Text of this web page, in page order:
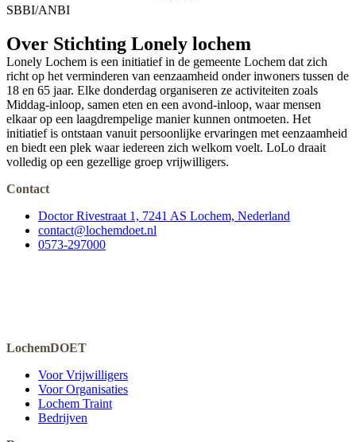
SBBI/ANBI
Over Stichting Lonely lochem
Lonely Lochem is een initiatief in de gemeente Lochem dat zich
richt op het verminderen van eenzaamheid onder inwoners tussen de
18 en 65 jaar. Elke donderdag organiseren ze activiteiten zoals
Middag-inloop, samen eten en een avond-inloop, waar mensen
elkaar op een laagdrempelige manier kunnen ontmoeten. Het
initiatief is ontstaan vanuit persoonlijke ervaringen met eenzaamheid
en biedt een plek waar iedereen zich welkom voelt. LoLo draait
volledig op een gezellige groep vrijwilligers.
Contact
Doctor Rivestraat 1, 7241 AS Lochem, Nederland
contact@lochemdoet.nl
0573-297000
LochemDOET
Voor Vrijwilligers
Voor Organisaties
Lochem Traint
Bedrijven